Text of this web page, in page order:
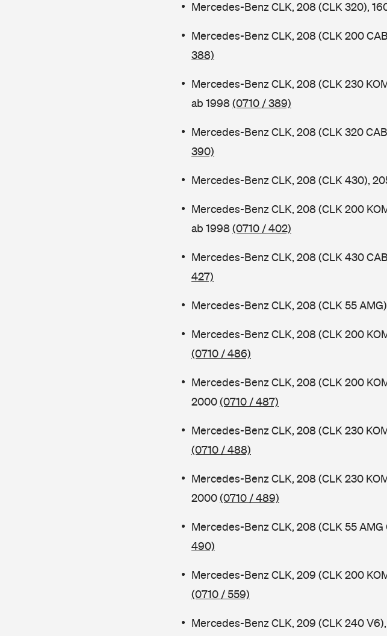
Mercedes-Benz CLK, 208 (CLK 320),
Mercedes-Benz CLK, 208 (CLK 200
388)
Mercedes-Benz CLK, 208 (CLK 230
ab 1998(0710 / 389)
Mercedes-Benz CLK, 208 (CLK 320
390)
Mercedes-Benz CLK, 208 (CLK 430),
Mercedes-Benz CLK, 208 (CLK 200
ab 1998(0710 / 402)
Mercedes-Benz CLK, 208 (CLK 430
427)
Mercedes-Benz CLK, 208 (CLK 55
Mercedes-Benz CLK, 208 (CLK 200
(0710 / 486)
Mercedes-Benz CLK, 208 (CLK 200
2000(0710 / 487)
Mercedes-Benz CLK, 208 (CLK 230
(0710 / 488)
Mercedes-Benz CLK, 208 (CLK 230
2000(0710 / 489)
Mercedes-Benz CLK, 208 (CLK 55
490)
Mercedes-Benz CLK, 209 (CLK 200
(0710 / 559)
Mercedes-Benz CLK, 209 (CLK 240